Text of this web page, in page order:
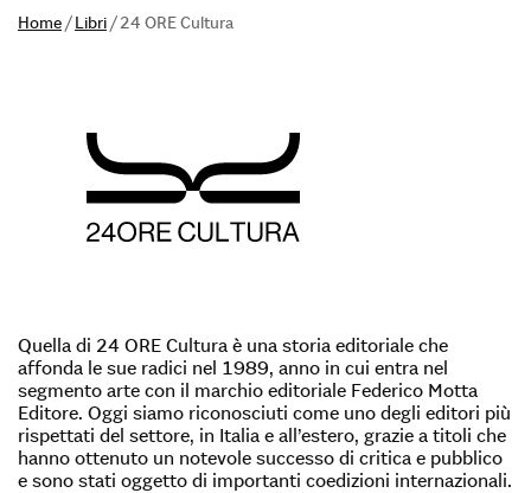
Home /Libri /24 ORE Cultura
Quella di 24 ORE Cultura è una storia editoriale che
affonda le sue radici nel 1989, anno in cui entra nel
segmento arte con il marchio editoriale Federico Motta
Editore. Oggi siamo riconosciuti come uno degli editori più
rispettati del settore, in Italia e all’estero, grazie a titoli che
hanno ottenuto un notevole successo di critica e pubblico
e sono stati oggetto di importanti coedizioni internazionali.